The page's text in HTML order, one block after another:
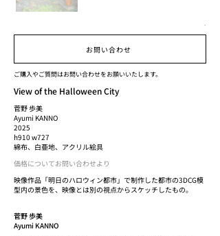
.
お問い合わせ
ご購入やご質問はお問い合わせをお願いいたします。
View of the Halloween City
菅野 歩美
Ayumi KANNO
2025
h910 w727
綿布、白亜地、アクリル絵具
価格についてお問い合わせより
映像作品「明日のハロウィン都市」で制作した都市の3DCG模
型内の景色を、映像とは別の視点からスケッチしたもの。
菅野 歩美
Ayumi KANNO